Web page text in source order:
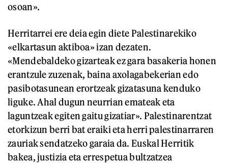
osoan».
Herritarrei ere deia egin diete Palestinarekiko
«elkartasun aktiboa» izan dezaten.
«Mendebaldeko gizarteak ez gara basakeria honen
erantzule zuzenak, baina axolagabekerian edo
pasibotasunean erortzeak gizatasuna kenduko
liguke. Ahal dugun neurrian emateak eta
laguntzeak egiten gaitu gizatiar». Palestinarentzat
etorkizun berri bat eraiki eta herri palestinarraren
zauriak sendatzeko garaia da. Euskal Herritik
bakea, justizia eta errespetua bultzatzea